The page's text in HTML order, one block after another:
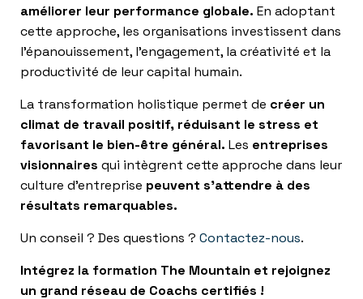
améliorer leur performance globale. En adoptant
cette approche, les organisations investissent dans
l’épanouissement, l’engagement, la créativité et la
productivité de leur capital humain.
La transformation holistique permet de créer un
climat de travail positif, réduisant le stress et
favorisant le bien-être général. Les entreprises
visionnaires qui intègrent cette approche dans leur
culture d’entreprise peuvent s’attendre à des
résultats remarquables.
Un conseil ? Des questions ? Contactez-nous.
Intégrez la formation The Mountain et rejoignez
un grand réseau de Coachs certifiés !